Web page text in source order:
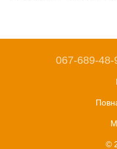
067-689-48-
©